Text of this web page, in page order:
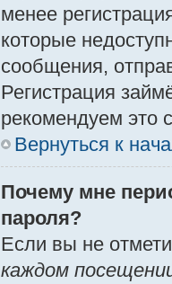
менее
которые
сообщения,
Регистрация
рекомендуем это
Вернуться к
Почему мне
пароля?
Если вы не
каждом